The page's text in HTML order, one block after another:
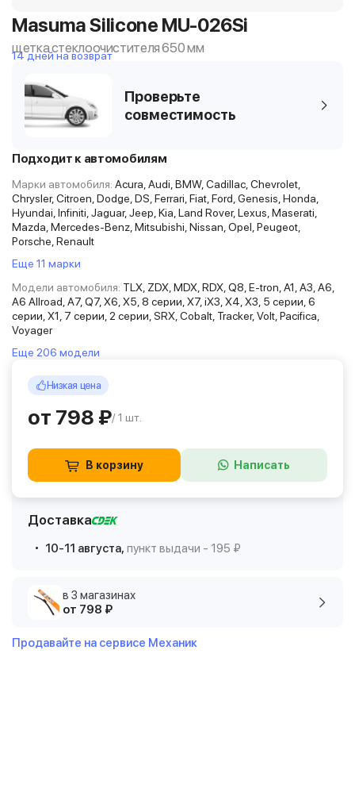
Masuma Silicone MU-026Si
щетка стеклоочистителя 650 мм
14 дней на возврат
Проверьте
совместимость
Подходит к автомобилям
Марки автомобиля: Acura, Audi, BMW, Cadillac, Chevrolet,
Chrysler, Citroen, Dodge, DS, Ferrari, Fiat, Ford, Genesis, Honda,
Hyundai, Infiniti, Jaguar, Jeep, Kia, Land Rover, Lexus, Maserati,
Mazda, Mercedes-Benz, Mitsubishi, Nissan, Opel, Peugeot,
Porsche, Renault
Еще 11 марки
Модели автомобиля: TLX, ZDX, MDX, RDX, Q8, E-tron, A1, A3, A6,
A6 Allroad, A7, Q7, X6, X5, 8 серии, X7, iX3, X4, X3, 5 серии, 6
серии, X1, 7 серии, 2 серии, SRX, Cobalt, Tracker, Volt, Pacifica,
Voyager
Еще 206 модели
Низкая цена
от 798 ₽/ 1 шт.
В корзину Написать
Доставка
10-11 августа, пункт выдачи - 195 ₽
в 3 магазинах
от 798 ₽
Продавайте на сервисе Механик